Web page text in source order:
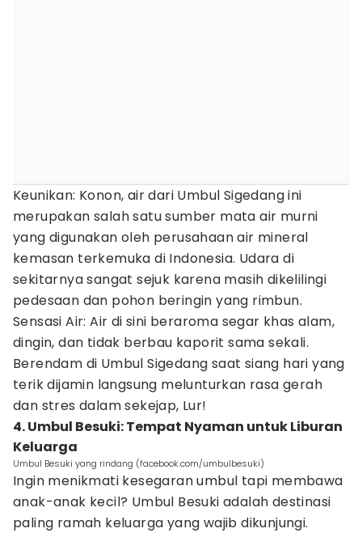
Keunikan: Konon, air dari Umbul Sigedang ini
merupakan salah satu sumber mata air murni
yang digunakan oleh perusahaan air mineral
kemasan terkemuka di Indonesia. Udara di
sekitarnya sangat sejuk karena masih dikelilingi
pedesaan dan pohon beringin yang rimbun.
Sensasi Air: Air di sini beraroma segar khas alam,
dingin, dan tidak berbau kaporit sama sekali.
Berendam di Umbul Sigedang saat siang hari yang
terik dijamin langsung melunturkan rasa gerah
dan stres dalam sekejap, Lur!
4. Umbul Besuki: Tempat Nyaman untuk Liburan
Keluarga
Umbul Besuki yang rindang (facebook.com/umbulbesuki)
Ingin menikmati kesegaran umbul tapi membawa
anak-anak kecil? Umbul Besuki adalah destinasi
paling ramah keluarga yang wajib dikunjungi.